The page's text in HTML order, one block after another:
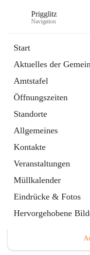
Prigglitz
Navigation
Start
Aktuelles der
Amtstafel
Öffnungszeiten
Standorte
Allgemeines
Kontakte
Veranstaltungen
Müllkalender
Eindrücke & Fotos
Hervorgehobene
Externe Webseite
in
Tab
Gemeindezeitung
Ordner
öffnet
in
neuem
Tab